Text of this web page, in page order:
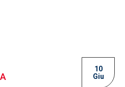
10
Giu